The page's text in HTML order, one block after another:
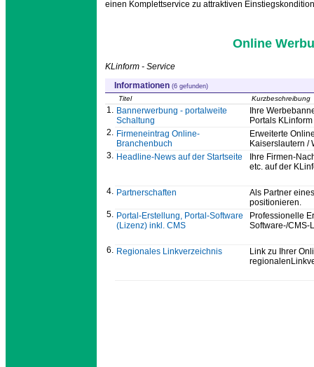
einen Komplettservice zu attraktiven
Online
KLinform - Service
Informationen (6 gefunden)
Titel Kurzbeschreibung
1. Bannerwerbung - portalweite
Schaltung
Ihre
Portals KLinform
2. Firmeneintrag Online-
Branchenbuch
Erweiterte
Kaiserslautern /
3. Headline-News auf der Startseite
Ihre Firmen-
etc. auf der
4. Partnerschaften
Als Partner
positionieren.
5. Portal-Erstellung, Portal-Software
(Lizenz) inkl. CMS
Professionelle
Software-/CMS-
6. Regionales Linkverzeichnis
Link zu Ihrer